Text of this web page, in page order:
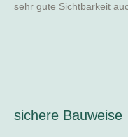
sehr gute Sichtbarkeit
sichere Bauweise